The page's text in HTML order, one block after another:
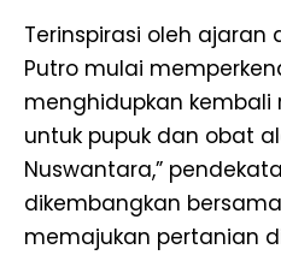
Terinspirasi oleh ajaran
Putro mulai
menghidupkan
untuk pupuk dan obat
Nuswantara,”
dikembangkan
memajukan pertanian